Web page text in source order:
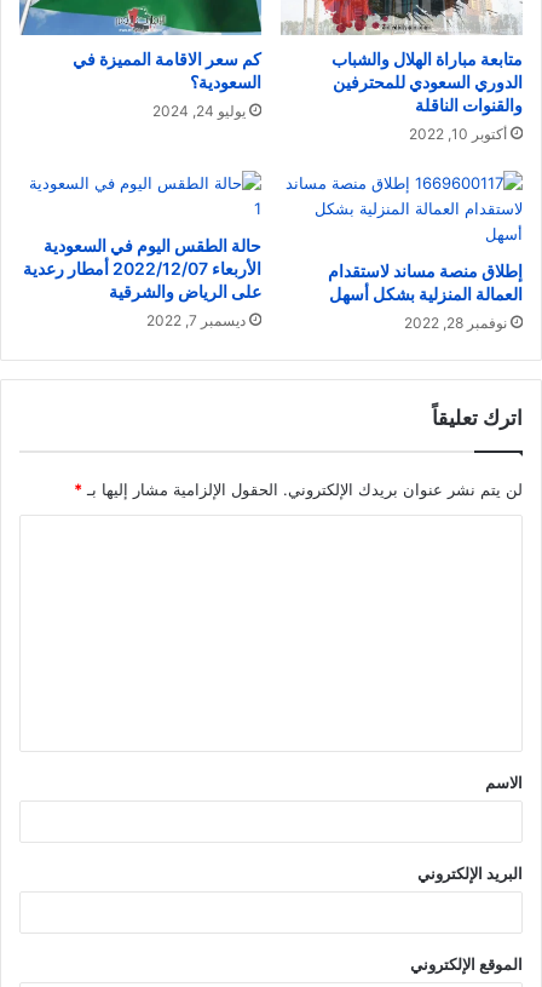
متابعة مباراة الهلال والشباب
الدوري السعودي للمحترفين
والقنوات الناقلة
أكتوبر 10, 2022
كم سعر الاقامة المميزة في
السعودية؟
يوليو 24, 2024
إطلاق منصة مساند لاستقدام
العمالة المنزلية بشكل أسهل
نوفمبر 28, 2022
حالة الطقس اليوم في السعودية
الأربعاء 2022/12/07 أمطار رعدية
على الرياض والشرقية
ديسمبر 7, 2022
اترك تعليقاً
لن يتم نشر عنوان بريدك الإلكتروني. الحقول الإلزامية مشار إليها بـ *
ق
*
الاسم
البريد الإلكتروني
الموقع الإلكتروني